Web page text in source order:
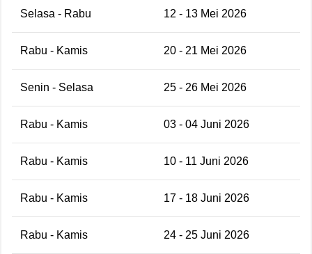
Selasa - Rabu 12 - 13 Mei 2026
Rabu - Kamis 20 - 21 Mei 2026
Senin - Selasa 25 - 26 Mei 2026
Rabu - Kamis 03 - 04 Juni 2026
Rabu - Kamis 10 - 11 Juni 2026
Rabu - Kamis 17 - 18 Juni 2026
Rabu - Kamis 24 - 25 Juni 2026